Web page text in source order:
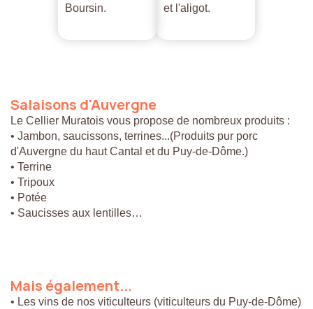
Boursin.
et l'aligot.
Salaisons d'Auvergne
Le Cellier Muratois vous propose de nombreux produits :
• Jambon, saucissons, terrines...(Produits pur porc
d'Auvergne du haut Cantal et du Puy-de-Dôme.)
• Terrine
• Tripoux
• Potée
• Saucisses aux lentilles…
Mais également...
• Les vins de nos viticulteurs (viticulteurs du Puy-de-Dôme)